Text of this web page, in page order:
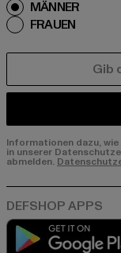
MÄNNER
FRAUEN
Informationen dazu,
in unserer
abmelden.